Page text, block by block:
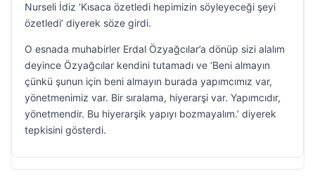
Nurseli İdiz ‘Kısaca özetledi hepimizin söyleyeceği şeyi
özetledi’ diyerek söze girdi.
O esnada muhabirler Erdal Özyağcılar’a dönüp sizi alalım
deyince Özyağcılar kendini tutamadı ve ‘Beni almayın
çünkü şunun için beni almayın burada yapımcımız var,
yönetmenimiz var. Bir sıralama, hiyerarşi var. Yapımcıdır,
yönetmendir. Bu hiyerarşik yapıyı bozmayalım.’ diyerek
tepkisini gösterdi.